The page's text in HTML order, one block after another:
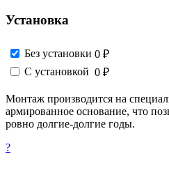
Установка
Без установки 0 ₽
С установкой 0 ₽
Монтаж производится на
армированное основание, что
ровно долгие-долгие годы.
?